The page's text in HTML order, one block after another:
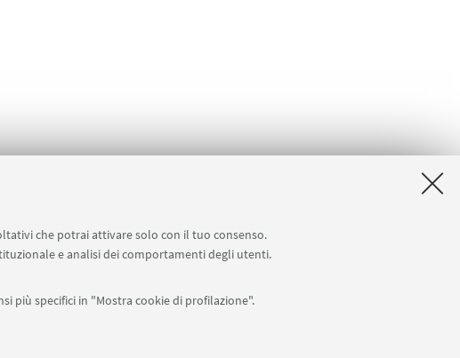
che potrai attivare solo con il tuo consenso.
e analisi dei comportamenti degli utenti.
più specifici in "Mostra cookie di profilazione".